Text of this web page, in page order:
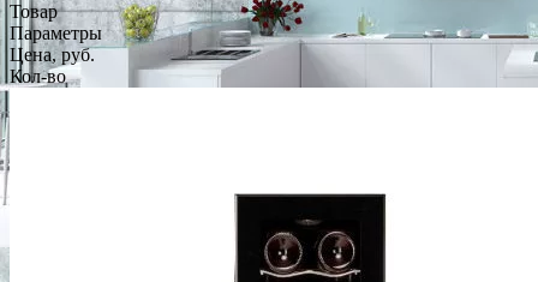
Товар
Параметры
Цена, руб.
Кол-во